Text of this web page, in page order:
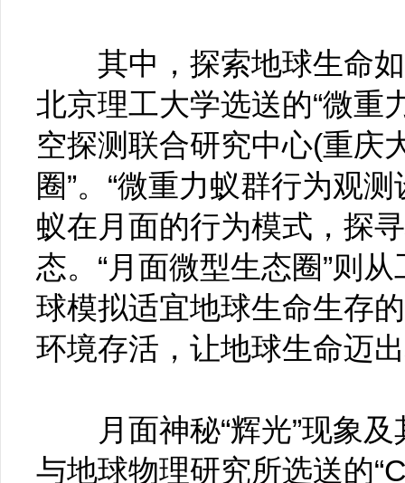
其中，探索地球生命如
北京理工大学选送的“微重
空探测联合研究中心(重庆
圈”。“微重力蚁群行为观
蚁在月面的行为模式，探
态。“月面微型生态圈”则
球模拟适宜地球生命生存
环境存活，让地球生命迈
月面神秘“辉光”现象及
与地球物理研究所选送的